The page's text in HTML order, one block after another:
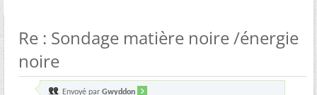
Re : Sondage matière noire /énergie
noire
Envoyé par Gwyddon